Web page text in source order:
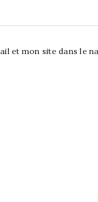
et mon site dans le